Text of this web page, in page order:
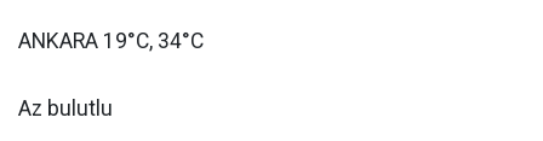
ANKARA 19°C, 34°C
Az bulutlu